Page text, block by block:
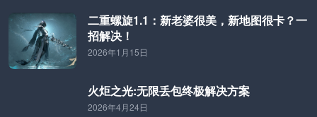
二重螺旋1.1：新老婆很美，新地图很卡？一
招解决！
2026年1月15日
火炬之光:无限丢包终极解决方案
2026年4月24日